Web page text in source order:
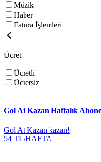
Müzik
Haber
Fatura İşlemleri
Ücret
Ücretli
Ücretsiz
Gol At Kazan Haftalık
Gol At Kazan kazan!
54 TL/HAFTA